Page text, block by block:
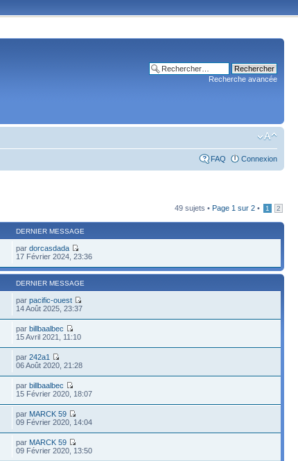
Recherche avancée
FAQ Connexion
49 sujets • Page 1 sur 2 • 1 2
DERNIER MESSAGE
pardorcasdada
17 Février 2024, 23:36
DERNIER MESSAGE
parpacific-ouest
14 Août 2025, 23:37
parbillbaalbec
15 Avril 2021, 11:10
par242a1
06 Août 2020, 21:28
parbillbaalbec
15 Février 2020, 18:07
par MARCK 59
09 Février 2020, 14:04
par MARCK 59
09 Février 2020, 13:50